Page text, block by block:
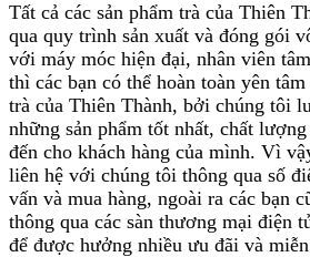
Tất cả các sản phẩm trà của Thiên
qua quy trình sản xuất và đóng gói
với máy móc hiện đại, nhân viên
thì các bạn có thể hoàn toàn yên
trà của Thiên Thành, bởi chúng tôi
những sản phẩm tốt nhất, chất
đến cho khách hàng của mình. Vì
liên hệ với chúng tôi thông qua số
vấn và mua hàng, ngoài ra các bạn
thông qua các sàn thương mại điện
để được hưởng nhiều ưu đãi và